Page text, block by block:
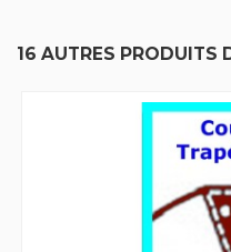
16 AUTRES PRODUITS